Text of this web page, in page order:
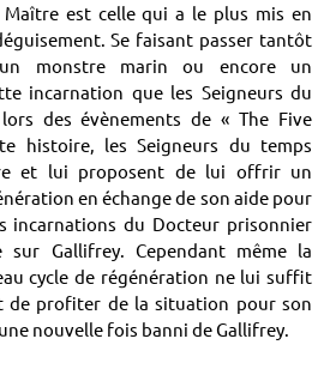
est celle qui a le plus mis en
Se faisant passer tantôt
monstre marin ou encore un
incarnation que les Seigneurs du
des évènements de « The Five
histoire, les Seigneurs du temps
et lui proposent de lui offrir un
en échange de son aide pour
incarnations du Docteur prisonnier
sur Gallifrey. Cependant même la
cycle de régénération ne lui suffit
de profiter de la situation pour son
nouvelle fois banni de Gallifrey.